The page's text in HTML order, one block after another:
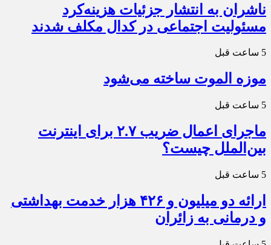
ناشران به انتشار جزئیات هزینه‌کرد
مسئولیت اجتماعی در کدال مکلف شدند
5 ساعت قبل
موزه الموت ساخته می‌شود
5 ساعت قبل
ماجرای اعمال ضریب ۲.۷ برای اینترنت
بین‌الملل چیست؟
5 ساعت قبل
ارائه دو میلیون و ۴۲۶ هزار خدمت بهداشتی
و درمانی به زائران